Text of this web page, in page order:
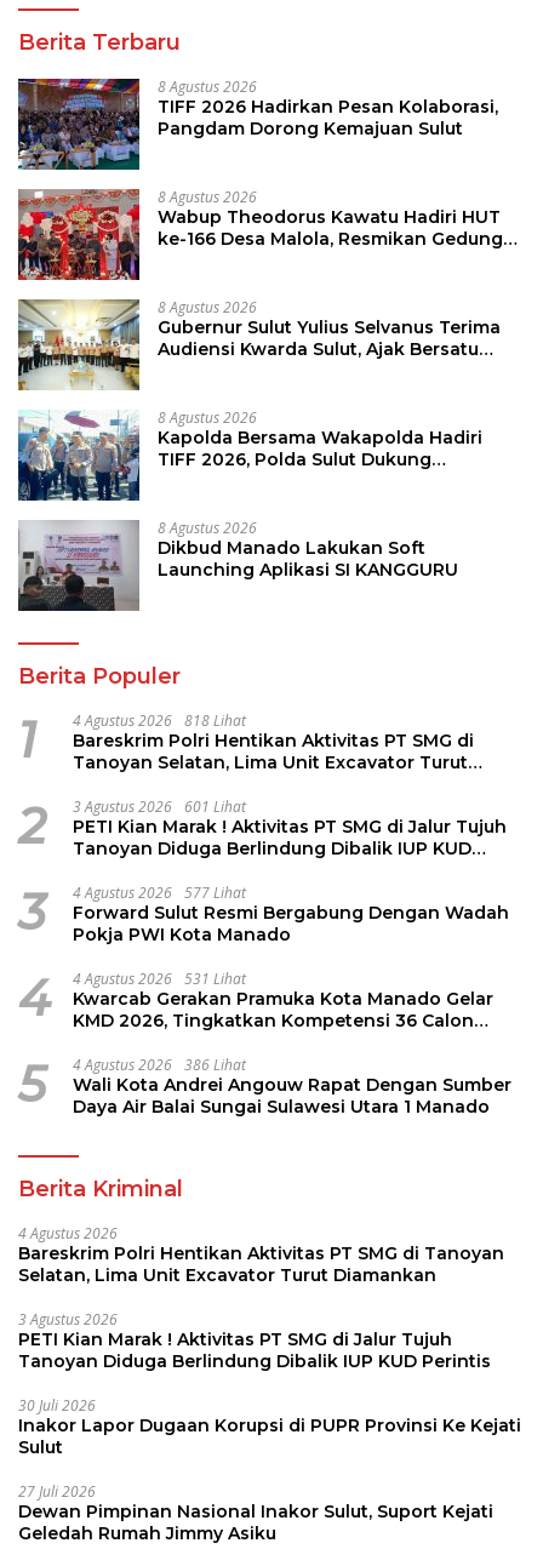
Berita Terbaru
8 Agustus 2026
TIFF 2026 Hadirkan Pesan Kolaborasi,
Pangdam Dorong Kemajuan Sulut
8 Agustus 2026
Wabup Theodorus Kawatu Hadiri HUT
ke-166 Desa Malola, Resmikan Gedung
8 Agustus 2026
Gubernur Sulut Yulius Selvanus Terima
Audiensi Kwarda Sulut, Ajak Bersatu
8 Agustus 2026
Kapolda Bersama Wakapolda Hadiri
TIFF 2026, Polda Sulut Dukung
8 Agustus 2026
Dikbud Manado Lakukan Soft
Launching Aplikasi SI KANGGURU
Berita Populer
1 4 Agustus 2026 818 Lihat
Bareskrim Polri Hentikan Aktivitas PT SMG di
Tanoyan Selatan, Lima Unit Excavator Turut
2 3 Agustus 2026 601 Lihat
PETI Kian Marak ! Aktivitas PT SMG di Jalur Tujuh
Tanoyan Diduga Berlindung Dibalik IUP KUD
3 4 Agustus 2026 577 Lihat
Forward Sulut Resmi Bergabung Dengan Wadah
Pokja PWI Kota Manado
4 4 Agustus 2026 531 Lihat
Kwarcab Gerakan Pramuka Kota Manado Gelar
KMD 2026, Tingkatkan Kompetensi 36 Calon
5 4 Agustus 2026 386 Lihat
Wali Kota Andrei Angouw Rapat Dengan Sumber
Daya Air Balai Sungai Sulawesi Utara 1 Manado
Berita Kriminal
4 Agustus 2026
Bareskrim Polri Hentikan Aktivitas PT SMG di Tanoyan
Selatan, Lima Unit Excavator Turut Diamankan
3 Agustus 2026
PETI Kian Marak ! Aktivitas PT SMG di Jalur Tujuh
Tanoyan Diduga Berlindung Dibalik IUP KUD Perintis
30 Juli 2026
Inakor Lapor Dugaan Korupsi di PUPR Provinsi Ke Kejati
Sulut
27 Juli 2026
Dewan Pimpinan Nasional Inakor Sulut, Suport Kejati
Geledah Rumah Jimmy Asiku